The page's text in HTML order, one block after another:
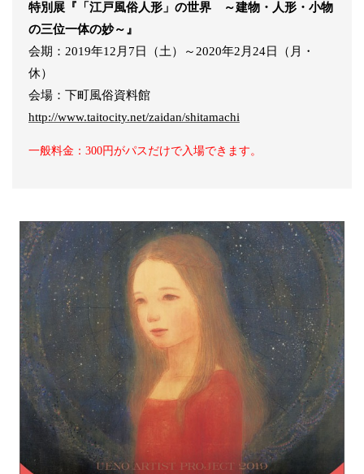
特別展『「江戸風俗人形」の世界 ～建物・人形・小物
の三位一体の妙～』
会期：2019年12月7日（土）～2020年2月24日（月・
休）
会場：下町風俗資料館
http://www.taitocity.net/zaidan/shitamachi
一般料金：300円がパスだけで入場できます。